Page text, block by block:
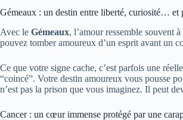
Gémeaux : un destin entre liberté, curiosité… et
Avec le Gémeaux, l’amour ressemble souvent
pouvez tomber amoureux d’un esprit avant un
Ce que votre signe cache, c’est parfois une
“coincé”. Votre destin amoureux vous pousse
n’est pas la prison que vous imaginez. Il peut
Cancer : un cœur immense protégé par une